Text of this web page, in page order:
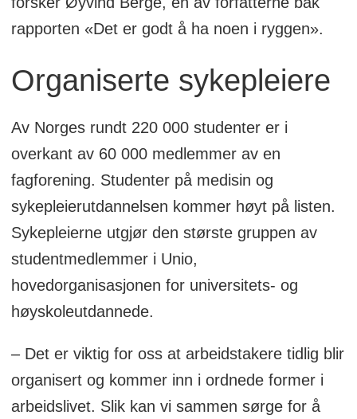
rapporten «Det er godt å ha noen i ryggen».
Organiserte sykepleiere
Av Norges rundt 220 000 studenter er i
overkant av 60 000 medlemmer av en
fagforening. Studenter på medisin og
sykepleierutdannelsen kommer høyt på listen.
Sykepleierne utgjør den største gruppen av
studentmedlemmer i Unio,
hovedorganisasjonen for universitets- og
høyskoleutdannede.
– Det er viktig for oss at arbeidstakere tidlig blir
organisert og kommer inn i ordnede former i
arbeidslivet. Slik kan vi sammen sørge for å